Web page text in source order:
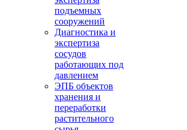
подъемных
сооружений
Диагностика и
экспертиза
сосудов
работающих под
давлением
ЭПБ объектов
хранения и
переработки
растительного